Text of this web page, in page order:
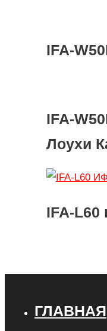
IFA-
IFA-
Лоухи
IFA-L60
ГЛАВНАЯ